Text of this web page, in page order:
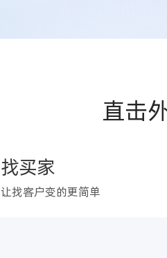
直击
找买家
让找客户变的更简单